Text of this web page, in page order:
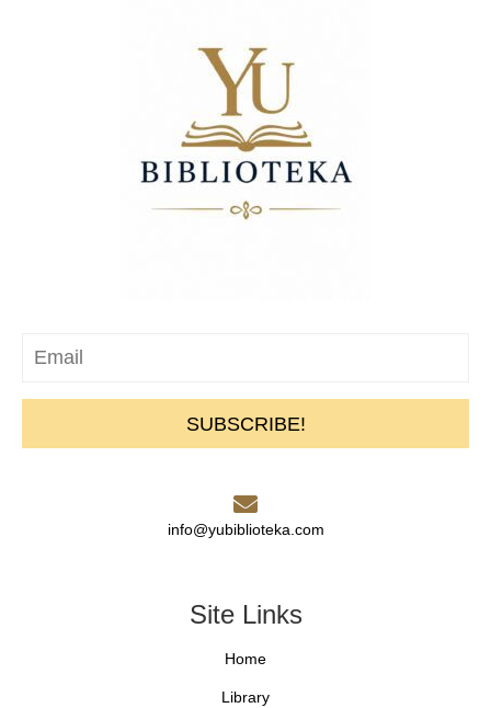
SUBSCRIBE!
info@yubiblioteka.com
Site Links
Home
Library